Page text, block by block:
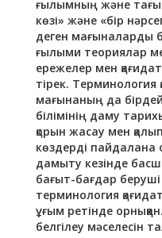
ғылымның және тағы
көзі» және «бір
деген мағыналарды
ғылыми теориялар
ережелер мен
тірек. Терминология
мағынаның да бірдей
білімінің даму
қорын жасау мен
көздерді
дамыту кезінде
бағыт-бағдар
терминология
ұғым ретінде
белгілеу мәселесін